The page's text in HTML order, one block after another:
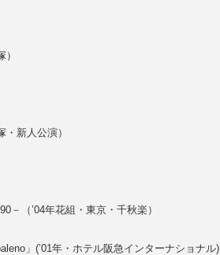
新人公演）
－（’04年花組・東京・千秋楽）
」(’01年・ホテル阪急インターナショナル)